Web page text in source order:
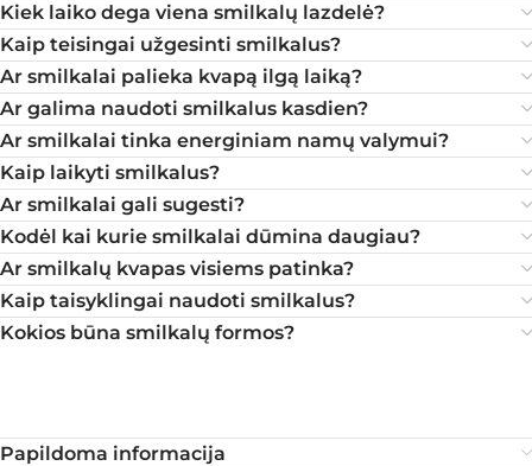
Kiek laiko dega viena smilkalų lazdelė?
Kaip teisingai užgesinti smilkalus?
Ar smilkalai palieka kvapą ilgą laiką?
Ar galima naudoti smilkalus kasdien?
Ar smilkalai tinka energiniam namų valymui?
Kaip laikyti smilkalus?
Ar smilkalai gali sugesti?
Kodėl kai kurie smilkalai dūmina daugiau?
Ar smilkalų kvapas visiems patinka?
Kaip taisyklingai naudoti smilkalus?
Kokios būna smilkalų formos?
Papildoma informacija